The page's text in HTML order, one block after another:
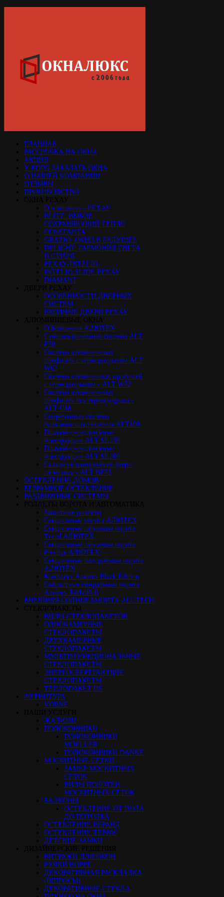
ГЛАВНАЯ
РАССРОЧКА НА ОКНА
АКЦИЯ
У КОГО ЗАКАЗАТЬ ОКНА
О НАШЕЙ КОМПАНИИ
ОТЗЫВЫ
ПРОИЗВОДСТВО
О компании - РЕХАУ
BLITZ: ВЫБОР,
СОХРАНЯЮЩИЙ ТЕПЛО
CONSTANTA
GRAZIO: ОКНО В БУДУЩЕЕ
DELIGHT: ГАРМОНИЯ СВЕТА
И СТИЛЯ
РЕХАУ-INTELIO
INTELIO SLIDE РЕХАУ
DIAMANT
ОСОБЕННОСТИ ДВЕРНЫХ
СИСТЕМ
ВХОДНЫЕ ДВЕРИ РЕХАУ
О Компании АЛЮТЕХ
Стоечно-ригельная система ALT
F50
Cистема алюминиевых
профилей с терморазрывом ALT
W62
Система алюминивых профилей
с терморазрывом - ALT W72
Cистема алюминиевых
профилей без терморазрыва -
ALT C48
Cовременная система
балконного остекления ALT100
Подъемно-раздвижные
конструкции ALT SL130
Подъемно-раздвижные
конструкции ALT SL160
Cкладные панорамные двери
гармошка - ALT BF73
ОСТЕКЛЕНИЕ ДОМОВ
БЕЗРАМНОЕ ОСТЕКЛЕНИЕ
РАЗДВИЖНЫЕ СИСТЕМЫ
Защитные роллеты
Секционные ворота АЛЮТЕХ
Секционные гаражные ворота
Trend АЛЮТЕХ
Секционные гаражные ворота
Prestige АЛЮТЕХ
Секционные панорамные ворота
АЛЮТЕХ
Комплект Алютех Black Edition
Скоростные спиральные ворота
Алютех TurboRoll
ВНЕШНЯЯ СОЛНЦЕЗАЩИТА ALUTECH
ВИДЫ СТЕКЛОПАКЕТОВ
ОДНОКАМЕРНЫЕ
СТЕКЛОПАКЕТЫ
ДВУХКАМЕРНЫЕ
СТЕКЛОПАКЕТЫ
МУЛЬТИФУНКЦИОНАЛЬНЫЕ
СТЕКЛОПАКЕТЫ
ЭНЕРГОСБЕРЕГАЮЩИЕ
СТЕКЛОПАКЕТЫ
ТЕПЛОПАКЕТ DS
ФУРНИТУРА
VORNE
ЖАЛЮЗИ
ПОДОКОННИКИ
ПОДОКОННИКИ
MOELLER
ПОДОКОННИКИ DANKE
МОСКИТНЫЕ СЕТКИ
ЗАМЕР МОСКИТНЫХ
СЕТОК
ВИДЫ ПОЛОТЕН
МОСКИТНЫХ СЕТОК
БАЛКОНЫ
ОСТЕКЛЕНИЕ ОТ ПОЛА
ДО ПОТОЛКА
ОСТЕКЛЕНИЕ ВЕРАНД
ОСТЕКЛЕНИЕ ТЕРРАС
ДЕТСКИЕ ЗАМКИ
ВИТРАЖИ ДЛЯ ОКОН
РУЧКИ HOPPE
ДЕКОРАТИВНАЯ РАСКЛАДКА
(ШПРОСЫ)
ДЕКОРАТИВНЫЕ СТЕКЛА